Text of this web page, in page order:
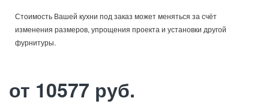
Стоимость Вашей кухни под заказ может меняться за счёт
изменения размеров, упрощения проекта и установки другой
фурнитуры.
от 10577 руб.